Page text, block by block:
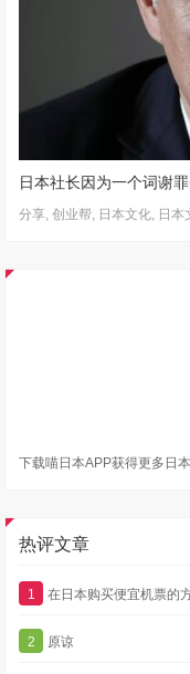
日本社长因为一个词谢
分享,创业帮, 日本文化, 日本
下载喵日本APP获得更多日
热评文章
1 在日本购买便宜机票的
2 原谅